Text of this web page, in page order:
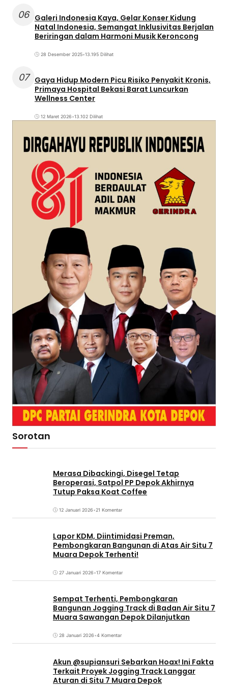
06 Galeri Indonesia Kaya, Gelar Konser Kidung
Natal Indonesia, Semangat Inklusivitas Berjalan
Beriringan dalam Harmoni Musik Keroncong
28 Desember 2025•13.195 Dilihat
07
Gaya Hidup Modern Picu Risiko Penyakit Kronis,
Primaya Hospital Bekasi Barat Luncurkan
Wellness Center
12 Maret 2026•13.102 Dilihat
Sorotan
Merasa Dibackingi, Disegel Tetap
Beroperasi, Satpol PP Depok Akhirnya
Tutup Paksa Koat Coffee
12 Januari 2026•21 Komentar
Lapor KDM, Diintimidasi Preman,
Pembongkaran Bangunan di Atas Air Situ 7
Muara Depok Terhenti!
27 Januari 2026•17 Komentar
Sempat Terhenti, Pembongkaran
Bangunan Jogging Track di Badan Air Situ 7
Muara Sawangan Depok Dilanjutkan
28 Januari 2026•4 Komentar
Akun @supiansuri Sebarkan Hoax! Ini Fakta
Terkait Proyek Jogging Track Langgar
Aturan di Situ 7 Muara Depok